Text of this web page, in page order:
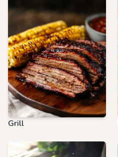
Grill